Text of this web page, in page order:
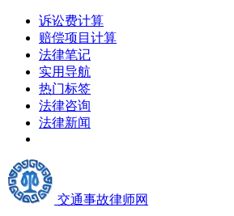
诉讼费计算
赔偿项目计算
法律笔记
实用导航
热门标签
法律咨询
法律新闻
交通事故律师网